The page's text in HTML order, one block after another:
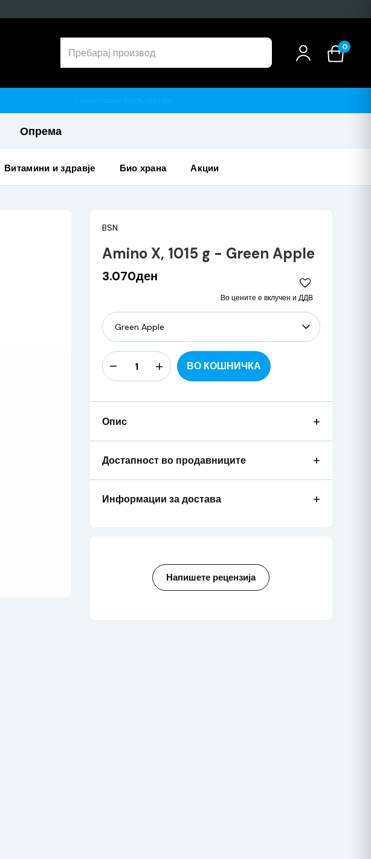
0
Опрема
витамини и здравје био храна акции
BSN
Amino X, 1015 g - Green Apple
3.070ден
Во цените е вклучен и ДДВ
ВО КОШНИЧКА
Опис +
Достапност во продавниците +
Информации за достава +
Напишете рецензија